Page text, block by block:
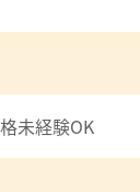
未経験OK